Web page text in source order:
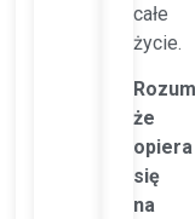
całe
życie.
że
opiera
się
na